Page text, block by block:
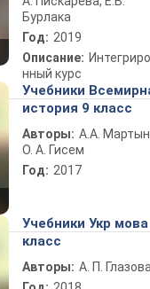
Бурлака
Год: 2019
Описание:
нный курс
Учебники
история 9 класс
Авторы: А.А.
О. А. Гисем
Год: 2017
Учебники Укр
класс
Авторы: А. П.